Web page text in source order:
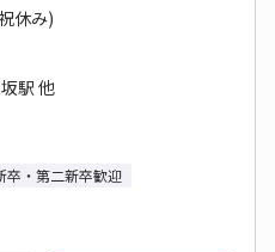
休み)
駅 他
卒・第二新卒歓迎